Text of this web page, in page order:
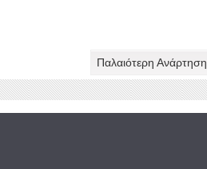
Παλαιότερη Ανάρτηση